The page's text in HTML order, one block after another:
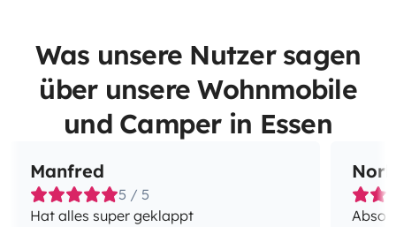
Was unsere Nutzer sagen
über unsere Wohnmobile
und Camper in Essen
Manfred
5 / 5
Hat alles super geklappt
Absolut